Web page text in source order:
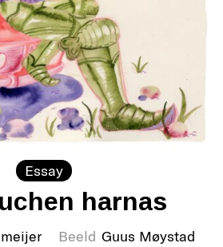
Essay
harnas
Beeld Guus Møystad